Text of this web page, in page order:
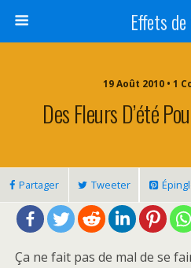
Effets
19 Août 2010 • 1
Des Fleurs D’été
Partager Tweeter
Ça ne fait pas de mal de se